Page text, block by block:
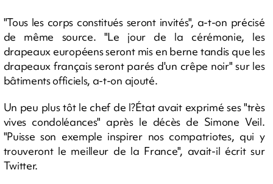
"Tous les corps constitués seront invités", a-t-on précisé
de même source. "Le jour de la cérémonie, les
drapeaux européens seront mis en berne tandis que les
drapeaux français seront parés d'un crêpe noir" sur les
bâtiments officiels, a-t-on ajouté.
Un peu plus tôt le chef de l?État avait exprimé ses "très
vives condoléances" après le décès de Simone Veil.
"Puisse son exemple inspirer nos compatriotes, qui y
trouveront le meilleur de la France", avait-il écrit sur
Twitter.